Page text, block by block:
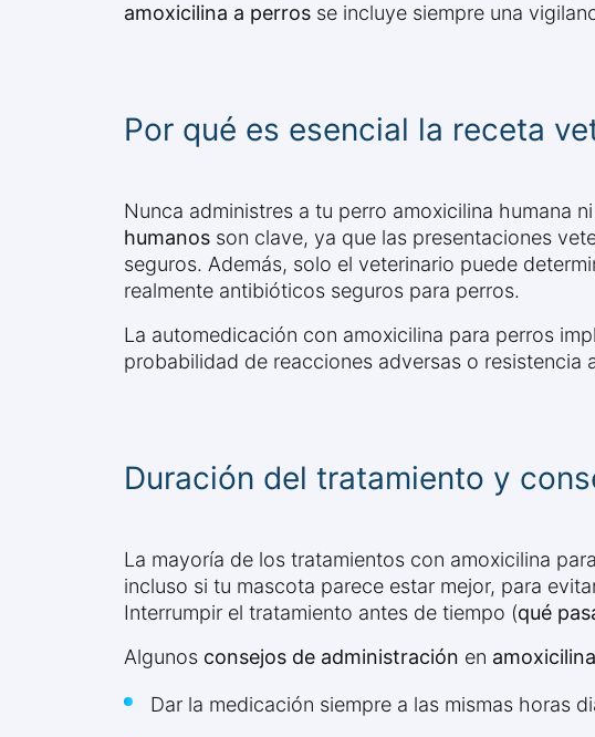
amoxicilina a perros se incluye siempre una
Por qué es esencial la receta
Nunca administres a tu perro amoxicilina humana
humanos son clave, ya que las presentaciones
seguros. Además, solo el veterinario puede
realmente antibióticos seguros para perros.
La automedicación con amoxicilina para perros
probabilidad de reacciones adversas o resistencia
Duración del tratamiento y
La mayoría de los tratamientos con amoxicilina
incluso si tu mascota parece estar mejor, para
Interrumpir el tratamiento antes de tiempo (qué
Algunos consejos de administración en
Dar la medicación siempre a las mismas horas